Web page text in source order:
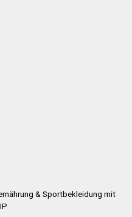
& Sportbekleidung mit